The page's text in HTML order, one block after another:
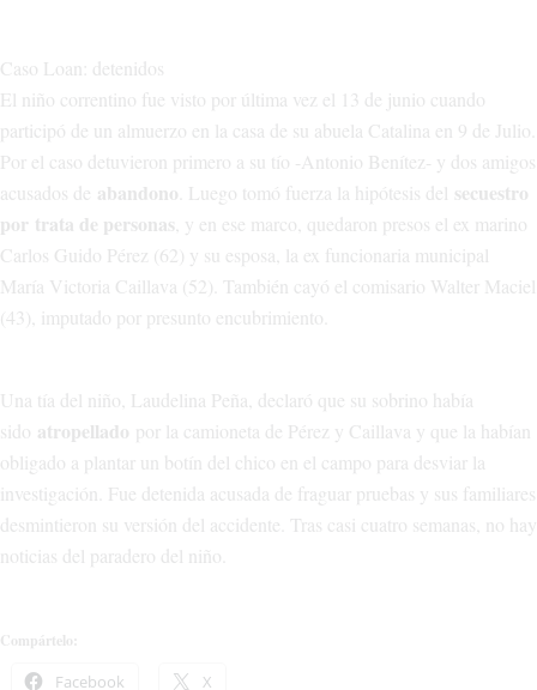
Caso Loan: detenidos
El niño correntino fue visto por última vez el 13 de junio cuando
participó de un almuerzo en la casa de su abuela Catalina en 9 de Julio.
Por el caso detuvieron primero a su tío -Antonio Benítez- y dos amigos
acusados de abandono . Luego tomó fuerza la hipótesis del secuestro
por trata de personas , y en ese marco, quedaron presos el ex marino
Carlos Guido Pérez (62) y su esposa, la ex funcionaria municipal
María Victoria Caillava (52). También cayó el comisario Walter Maciel
(43), imputado por presunto encubrimiento.
Una tía del niño, Laudelina Peña, declaró que su sobrino había
sido atropellado por la camioneta de Pérez y Caillava y que la habían
obligado a plantar un botín del chico en el campo para desviar la
investigación. Fue detenida acusada de fraguar pruebas y sus familiares
desmintieron su versión del accidente. Tras casi cuatro semanas, no hay
noticias del paradero del niño.
Compártelo:
Facebook X